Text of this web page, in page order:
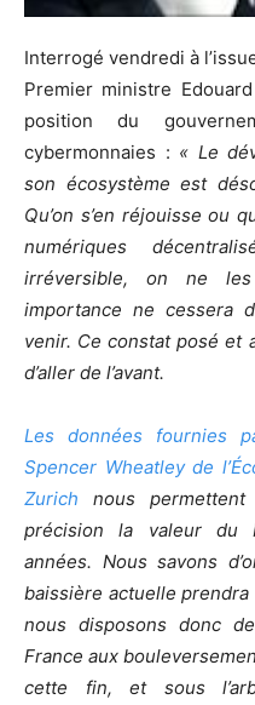
Interrogé vendredi à
Premier ministre
position du
cybermonnaies : « Le
son écosystème est
Qu’on s’en réjouisse ou
numériques
irréversible, on ne
importance ne cessera
venir. Ce constat posé et
d’aller de l’avant.
Les données fournies
Spencer Wheatley de
Zurich nous permettent
précision la valeur du
années. Nous savons
baissière actuelle
nous disposons donc
France aux
cette fin, et sous